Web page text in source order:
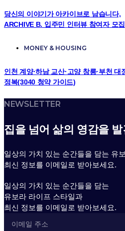
당신의 이야기가 아카이브로 남습니다,
ARCHIVE B. 입주민 인터뷰 참여자 모집
MONEY & HOUSING
인천 계양·하남 교산·고양 창릉·부천
정복(3040 청약 가이드)
NEWSLETTER
집을 넘어 삶의 영감을
일상의 가치 있는 순간들을 담는 유
최신 정보를 이메일로 받아보세요.
일상의 가치 있는 순간들을 담는
유보라 라이프 스타일과
최신 정보를 이메일로 받아보세요.